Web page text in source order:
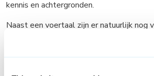
kennis en achtergronden.
Naast een voertaal zijn er natuurlijk nog
om de kennis en achtergrond van de
binnen jouw afdeling positief te
van de Customer Service Managers het